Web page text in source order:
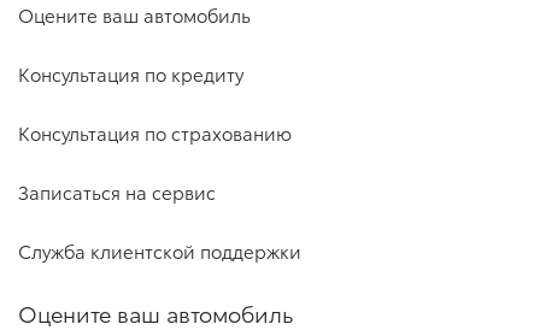
Оцените ваш автомобиль
Консультация по кредиту
Консультация по страхованию
Записаться на сервис
Служба клиентской поддержки
Оцените ваш автомобиль